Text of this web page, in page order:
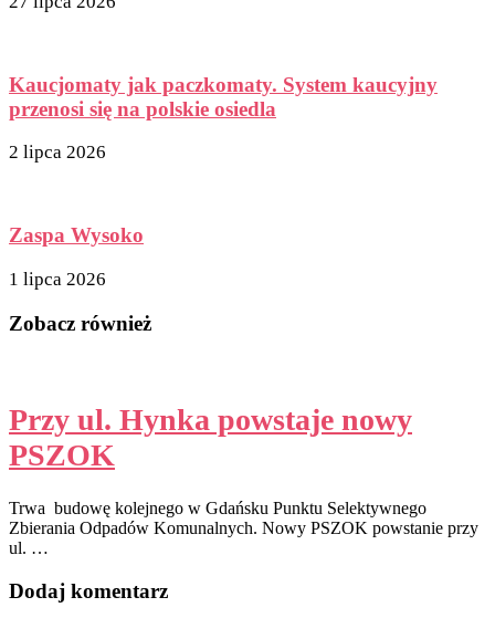
Kaucjomaty jak paczkomaty. System kaucyjny
przenosi się na polskie osiedla
2 lipca 2026
Zaspa Wysoko
1 lipca 2026
Zobacz również
Przy ul. Hynka powstaje nowy
PSZOK
Trwa budowę kolejnego w Gdańsku Punktu Selektywnego
Zbierania Odpadów Komunalnych. Nowy PSZOK powstanie przy
ul. …
Dodaj komentarz